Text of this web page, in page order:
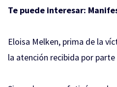
Te puede interesar:
Eloisa Melken, prima de la
la atención recibida por parte